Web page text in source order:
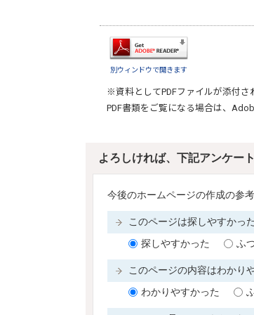
別ウィンドウで開きます
※資料としてPDFファイルが添付さ
PDF書類をご覧になる場合は、